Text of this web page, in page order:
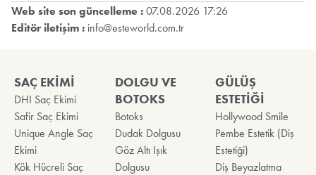
Web site son güncelleme : 07.08.2026 17:26
Editör iletişim : info@esteworld.com.tr
SAÇ EKİMİ
DHI Saç Ekimi
Safir Saç Ekimi
Unique Angle Saç
Ekimi
Kök Hücreli Saç
DOLGU VE
BOTOKS
Botoks
Dudak Dolgusu
Göz Altı Işık
Dolgusu
GÜLÜŞ
ESTETİĞİ
Hollywood Smile
Pembe Estetik (Diş
Estetiği)
Diş Beyazlatma